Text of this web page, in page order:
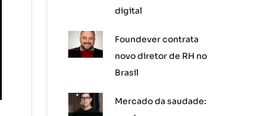
digital
Foundever contrata
novo diretor de RH no
Brasil
Mercado da saudade: